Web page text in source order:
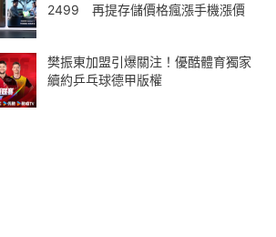
2499 再提存儲價格瘋漲手機漲價
樊振東加盟引爆關注！優酷體育獨家
續約乒乓球德甲版權